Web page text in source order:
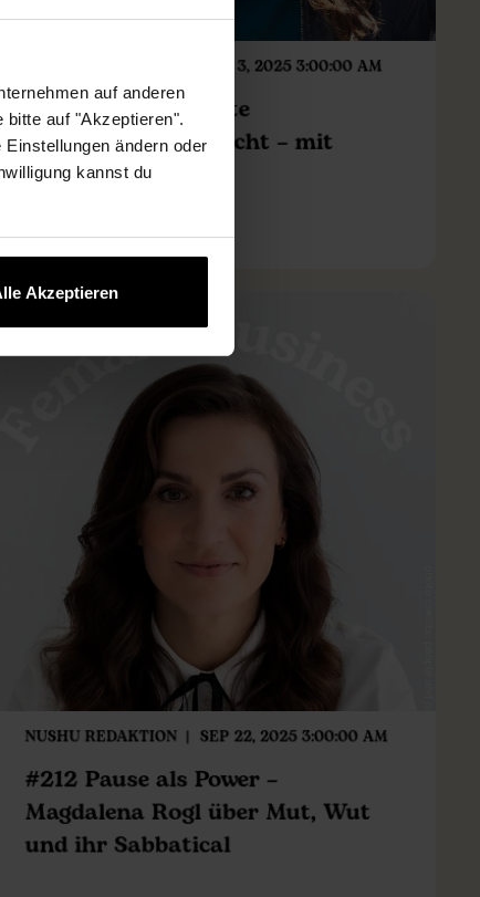
auf anderen
auf "Akzeptieren".
ändern oder
kannst du
Akzeptieren
NOV 3, 2025 3:00:00 AM
#215 Wie man echte
Vereinbarkeit erreicht – mit
Nicola Winter
NUSHU REDAKTION SEP 22, 2025 3:00:00 AM
#212 Pause als Power –
Magdalena Rogl über Mut, Wut
und ihr Sabbatical